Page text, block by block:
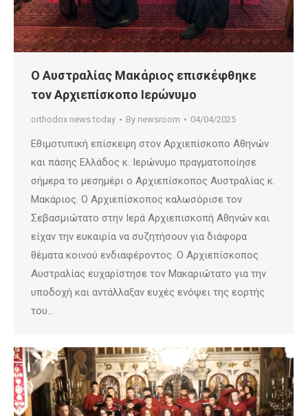
Ο Αυστραλίας Μακάριος επισκέφθηκε
τον Αρχιεπίσκοπο Ιερώνυμο
orthodox news today By newsroom 04/04/2025
Εθιμοτυπική επίσκεψη στον Αρχιεπίσκοπο Αθηνών
και πάσης Ελλάδος κ. Ιερώνυμο πραγματοποίησε
σήμερα το μεσημέρι ο Αρχιεπίσκοπος Αυστραλίας κ.
Μακάριος. Ο Αρχιεπίσκοπος καλωσόρισε τον
Σεβασμιώτατο στην Ιερά Αρχιεπισκοπή Αθηνών και
είχαν την ευκαιρία να συζητήσουν για διάφορα
θέματα κοινού ενδιαφέροντος. Ο Αρχιεπίσκοπος
Αυστραλίας ευχαρίστησε τον Μακαριώτατο για την
υποδοχή και αντάλλαξαν ευχές ενόψει της εορτής
του…